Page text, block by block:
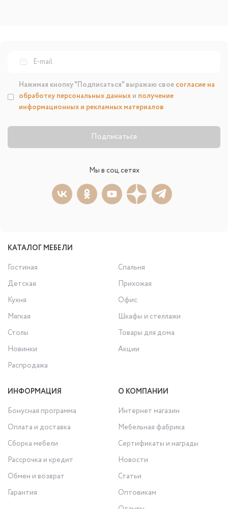
Подписаться
Нажимая кнопку "Подписаться" выражаю свое согласие на
обработку персональных данных и получение
информационных и рекламных материалов
Мы в соц.сетях
КАТАЛОГ МЕБЕЛИ
Гостиная
Спальня
Детская
Прихожая
Кухня
Офис
Мягкая
Шкафы и стеллажи
Столы
Товары для дома
Новинки
Акции
Распродажа
ИНФОРМАЦИЯ
Бонусная программа
Оплата и доставка
Сборка мебели
Рассрочка и кредит
Обмен и возврат
Гарантия
О КОМПАНИИ
Интернет магазин
Мебельная фабрика
Сертификаты и награды
Новости
Статьи
Оптовикам